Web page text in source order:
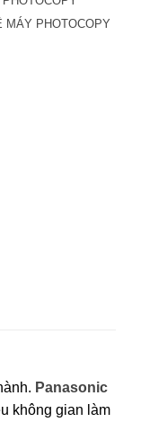
MÁY PHOTOCOPY
Panasonic
không gian làm